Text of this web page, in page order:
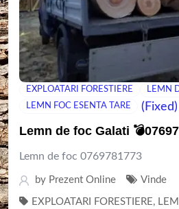
EXPLOATARI FORESTIERE
LEMN
LEMN FOC ESENTA TARE
(Fixed)
Lemn de foc Galati
Lemn de foc 0769781773
by Prezent Online Vinde
EXPLOATARI FORESTIERE ,